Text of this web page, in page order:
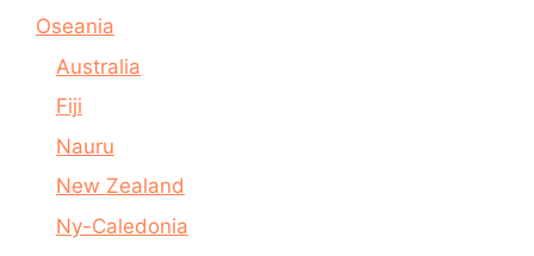
Oseania
Australia
Fiji
Nauru
New Zealand
Ny-Caledonia